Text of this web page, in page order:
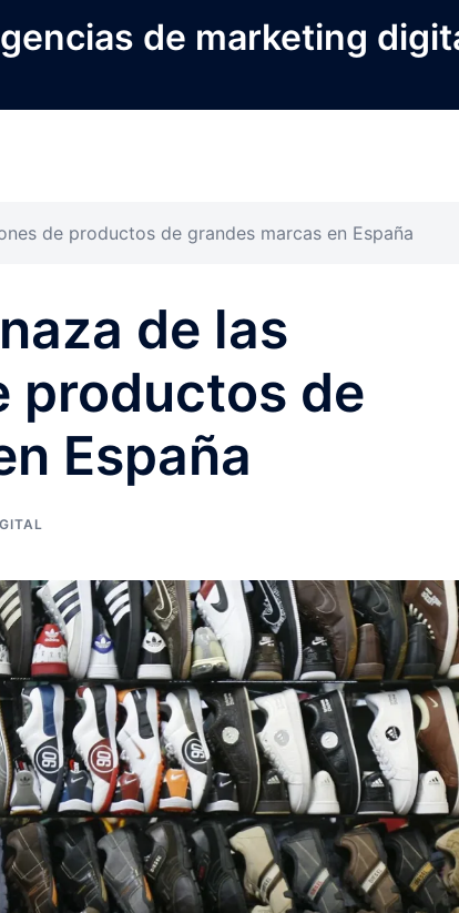
de marketing
de productos de grandes marcas en España
de las
productos de
España